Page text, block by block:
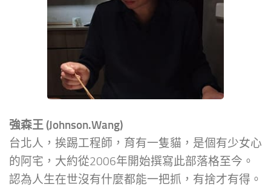
強森王 (Johnson.Wang)
台北人，挨踢工程師，育有一隻貓，是個有少女心
的阿宅，大約從2006年開始撰寫此部落格至今。
認為人生在世沒有什麼都能一把抓，有捨才有得。